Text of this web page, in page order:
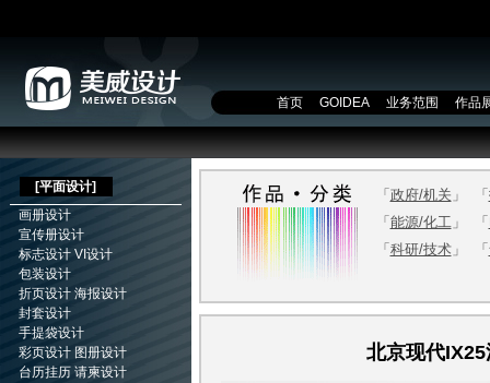
首页 GOIDEA 业务范围 作品
[平面设计]
画册设计
宣传册设计
标志设计 VI设计
包装设计
折页设计 海报设计
封套设计
手提袋设计
彩页设计 图册设计
台历挂历 请柬设计
「 政府/机关 」 「
「 能源/化工」 「
「 科研/技术」 「
北京现代